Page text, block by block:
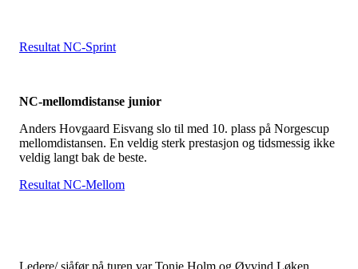
Resultat NC-Sprint
NC-mellomdistanse junior
Anders Hovgaard Eisvang slo til med 10. plass på Norgescup
mellomdistansen. En veldig sterk prestasjon og tidsmessig ikke
veldig langt bak de beste.
Resultat NC-Mellom
Ledere/ sjåfør på turen var Tonje Holm og Øyvind Løken